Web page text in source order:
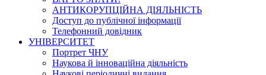
АНТИКОРУПЦІЙНА ДІЯЛЬНІСТЬ
Доступ до публічної інформації
Телефонний довідник
УНІВЕРСИТЕТ
Портрет ЧНУ
Наукова й інноваційна діяльність